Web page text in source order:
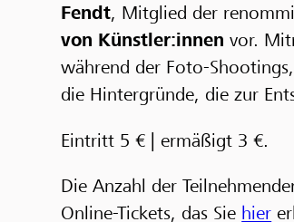
Fendt, Mitglied der
von Künstler:innen vor.
während der Foto-
die Hintergründe, die zur
Eintritt 5 € | ermäßigt 3 €.
Die Anzahl der
Online-Tickets, das Sie hier